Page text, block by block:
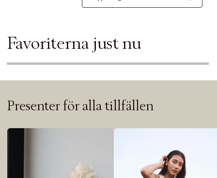
Favoriterna just nu
Presenter för alla tillfällen